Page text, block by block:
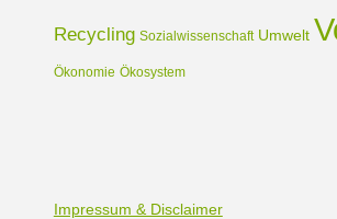
Recycling Sozialwissenschaft Umwelt
Ökonomie Ökosystem
Impressum & Disclaimer